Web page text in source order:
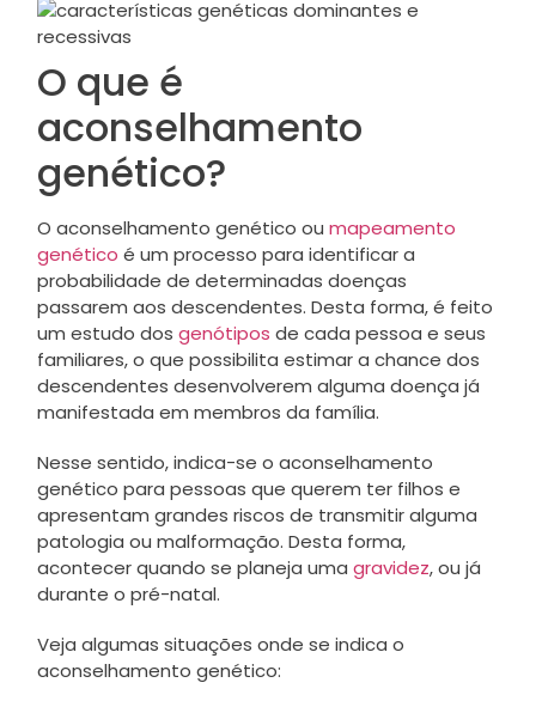
O que é
aconselhamento
genético?
O aconselhamento genético ou mapeamento
genético é um processo para identificar a
probabilidade de determinadas doenças
passarem aos descendentes. Desta forma, é feito
um estudo dos genótipos de cada pessoa e seus
familiares, o que possibilita estimar a chance dos
descendentes desenvolverem alguma doença já
manifestada em membros da família.
Nesse sentido, indica-se o aconselhamento
genético para pessoas que querem ter filhos e
apresentam grandes riscos de transmitir alguma
patologia ou malformação. Desta forma,
acontecer quando se planeja uma gravidez, ou já
durante o pré-natal.
Veja algumas situações onde se indica o
aconselhamento genético: